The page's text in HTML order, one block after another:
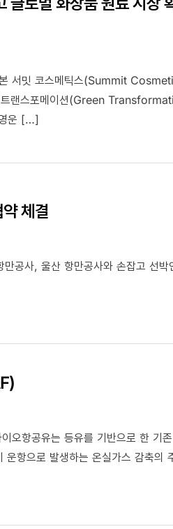
본 서밋 코스메틱스(Summit
트랜스포메이션(Green
운 […]
체결
공사, 울산 항만공사와 손잡고 선박
항공유는 등유를 기반으로 한 기
항으로 발생하는 온실가스 감축의